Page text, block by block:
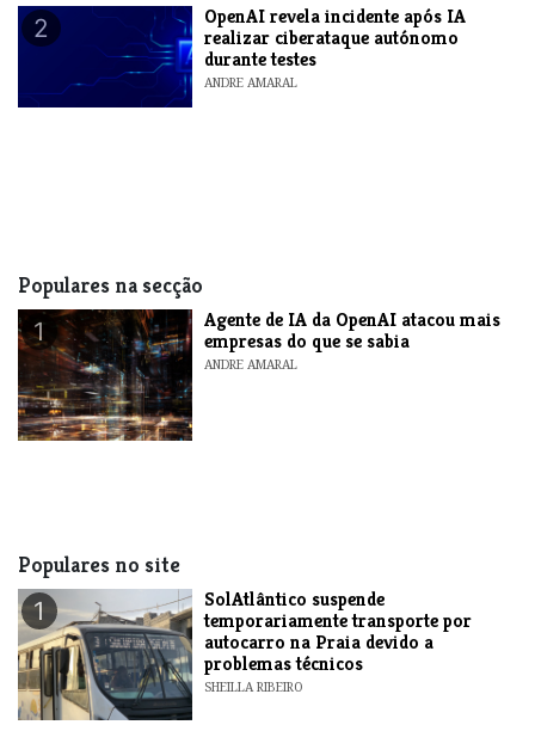
2
OpenAI revela incidente após IA
realizar ciberataque autónomo
durante testes
ANDRE AMARAL
Populares na secção
1
Agente de IA da OpenAI atacou mais
empresas do que se sabia
ANDRE AMARAL
Populares no site
1
SolAtlântico suspende
temporariamente transporte por
autocarro na Praia devido a
problemas técnicos
SHEILLA RIBEIRO